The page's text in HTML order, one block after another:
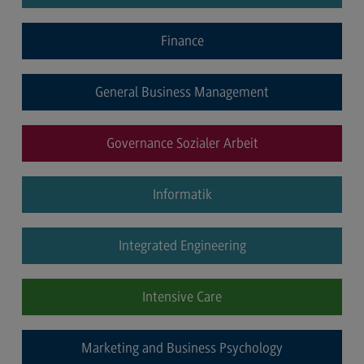
Berufsperspektiven
Kontakt
Marketing and Business Psychology
Marketing and Business Psychology
Modulangebot
Berufsperspektiven
Maschinenbau
Maschinenbau
Profil-O-Mat Maschinenbau
Rahmenbedingungen
Modulangebot
Finance
General Business Management
Governance Sozialer Arbeit
Informatik
Integrated Engineering
Intensive Care
Marketing and Business Psychology